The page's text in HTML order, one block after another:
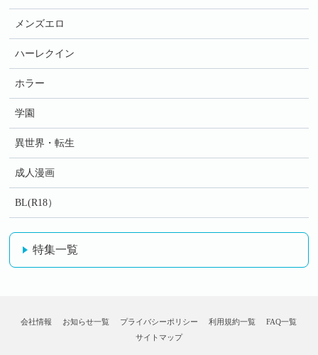
メンズエロ
ハーレクイン
ホラー
学園
異世界・転生
成人漫画
BL(R18）
特集一覧
会社情報 お知らせ一覧 プライバシーポリシー 利用規約一覧
FAQ一覧
サイトマップ